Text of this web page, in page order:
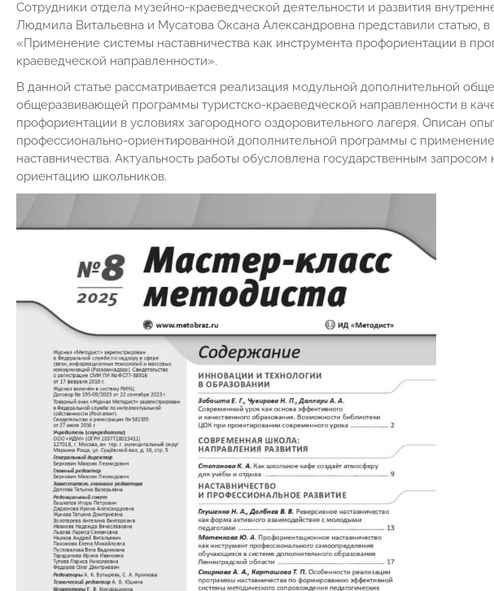
Сотрудники отдела музейно-краеведческой деятельности и развития
Людмила Витальевна и Мусатова Оксана Александровна представили статью,
«Применение системы наставничества как инструмента профориентации в
краеведческой направленности».
В данной статье рассматривается реализация модульной дополнительной
общеразвивающей программы туристско-краеведческой направленности в
профориентации в условиях загородного оздоровительного лагеря. Описан
профессионально-ориентированной дополнительной программы с
наставничества. Актуальность работы обусловлена государственным
ориентацию школьников.